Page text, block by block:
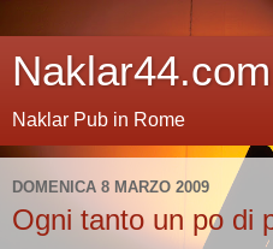
Naklar44.com
Naklar Pub in Rome
DOMENICA 8 MARZO 2009
Ogni tanto un po di